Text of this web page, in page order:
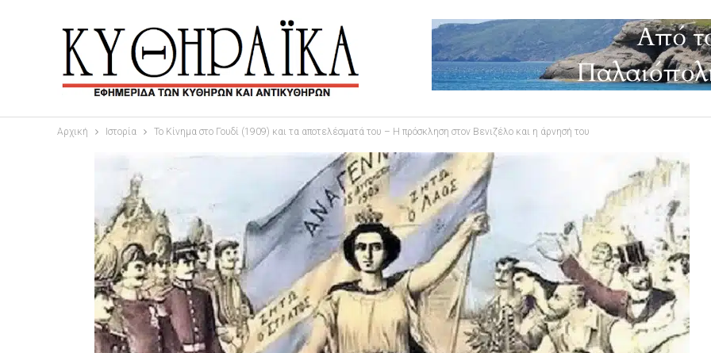
Αρχική Ιστορία Το Κίνημα στο Γουδί (1909) και τα αποτελέσματά του – Η πρόσκληση στον Βενιζέλο και η άρνησή του